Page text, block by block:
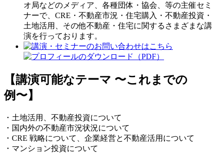
オ局などのメディア、各種団体・協会、等の主催セミ
ナーで、CRE・不動産市況・住宅購入・不動産投資・
土地活用、その他不動産・住宅に関するさまざまな講
演を行っております。
【講演可能なテーマ 〜これまでの
例〜】
・土地活用、不動産投資について
・国内外の不動産市況状況について
・CRE 戦略について、企業経営と不動産活用について
・マンション投資について